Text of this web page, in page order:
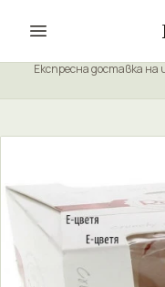
Експресна доставка на